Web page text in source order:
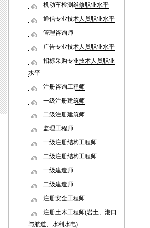
机动车检测维修职业水平
通信专业技术人员职业水平
管理咨询师
广告专业技术人员职业水平
招标采购专业技术人员职业
水平
注册咨询工程师
一级注册建筑师
二级注册建筑师
监理工程师
一级注册结构工程师
二级注册结构工程师
一级建造师
二级建造师
注册安全工程师
注册土木工程师(岩土、港口
与航道、水利水电)